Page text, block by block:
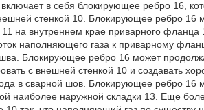
включает в себя блокирующее ребро 16,
стенкой 10. Блокирующее ребро 16
11 на внутреннем крае приварного
наполняющего газа к приварному
Блокирующее ребро 16 может
с внешней стенкой 10 и создавать
в сварной шов. Блокирующее ребро 16
наиболее наружной складки 13. Еще